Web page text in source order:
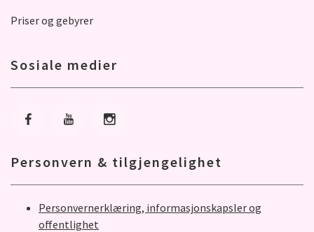
Priser og gebyrer
Sosiale medier
Gå til Facebook
Gå til YoutubeGå til Instagram
Personvern & tilgjengelighet
Personvernerklæring, informasjonskapsler og
offentlighet